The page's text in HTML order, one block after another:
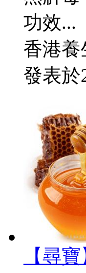
功效...
香港養
發表於
【尋